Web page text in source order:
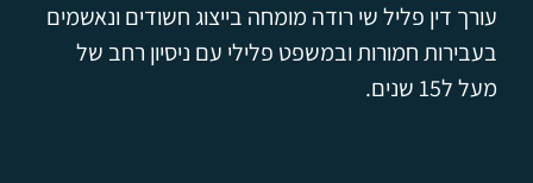
עורך דין פליל שי רודה מומחה בייצוג חשודים ונאשמים
בעבירות חמורות ובמשפט פלילי עם ניסיון רחב של
מעל ל15 שנים.